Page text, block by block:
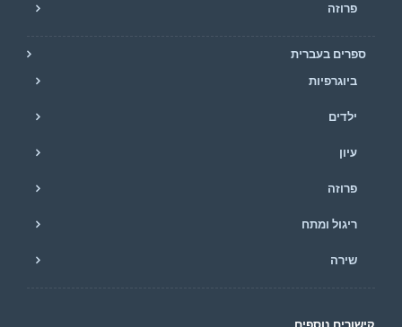
פרוזה
ספרים בעברית
ביוגרפיות
ילדים
עיון
פרוזה
ריגול ומתח
שירה